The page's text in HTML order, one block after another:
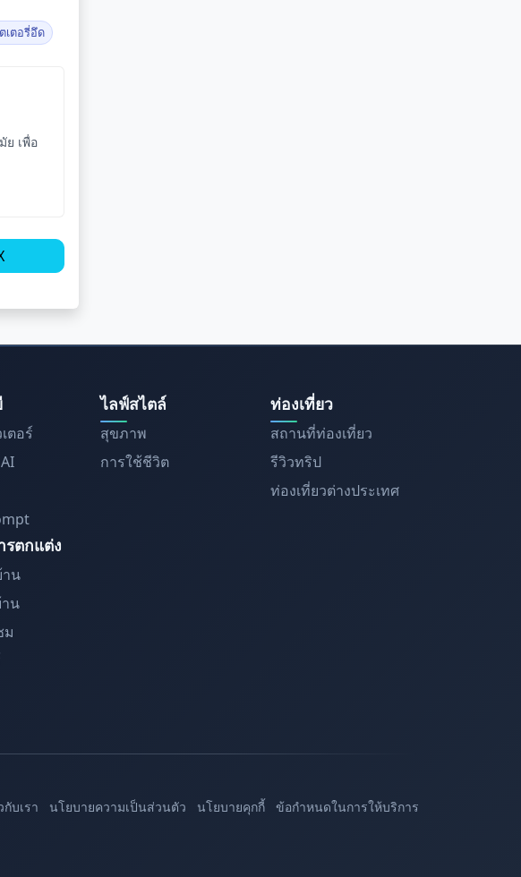
เตอรี่อึด
ย เพื่อ
ตอร์
รตกแต่ง
าน
น
ม
ไลฟ์สไตล์
สุขภาพ
การใช้ชีวิต
ท่องเที่ยว
สถานที่ท่องเที่ยว
รีวิวทริป
ท่องเที่ยวต่างประเทศ
กับเรา นโยบายความเป็นส่วนตัว นโยบายคุกกี้ ข้อกำหนดในการให้บริการ